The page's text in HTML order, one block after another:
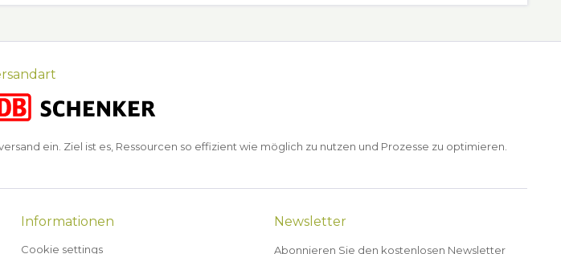
ein. Ziel ist es, Ressourcen so effizient wie möglich zu nutzen und Prozesse zu optimieren.
Informationen
Cookie settings
Newsletter
Abonnieren Sie den kostenlosen Newsletter